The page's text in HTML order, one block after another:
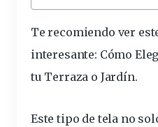
Te recomiendo ver
interesante: Cómo
tu Terraza o Jardín.
Este tipo de tela no